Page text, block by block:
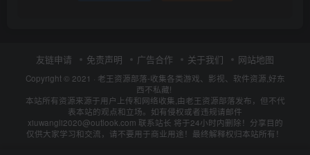
友链申请 免责声明 广告合作 关于我们 网站地图
Copyright © 2021 · 老王资源部落-收集各类游戏、影视、软件资源,好东
西不私藏!
本站所有资源来源于用户上传和网络收集,由老王资源部落发布，但不代
表本站的观点和立场。如有侵权或者违规请邮件
xiuwangli2020@outlook.com 联系站长 将于24小时内删除！分享目的
仅供大家学习和交流，请不要用于商业用途！最终解释权归本站所有！